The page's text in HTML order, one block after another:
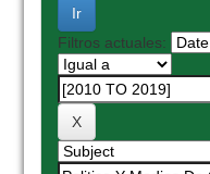
Filtros actuales: